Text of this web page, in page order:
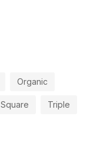
Organic
Square Triple